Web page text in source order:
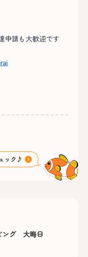
申請も大歓迎です
ング 大晦日